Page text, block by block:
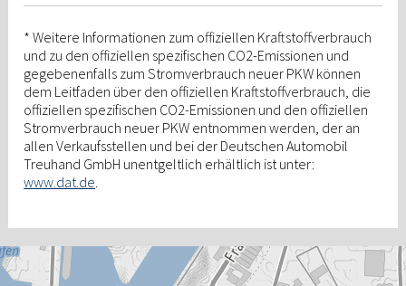
* Weitere Informationen zum offiziellen Kraftstoffverbrauch
und zu den offiziellen spezifischen CO2-Emissionen und
gegebenenfalls zum Stromverbrauch neuer PKW können
dem Leitfaden über den offiziellen Kraftstoffverbrauch, die
offiziellen spezifischen CO2-Emissionen und den offiziellen
Stromverbrauch neuer PKW entnommen werden, der an
allen Verkaufsstellen und bei der Deutschen Automobil
Treuhand GmbH unentgeltlich erhältlich ist unter:
www.dat.de.